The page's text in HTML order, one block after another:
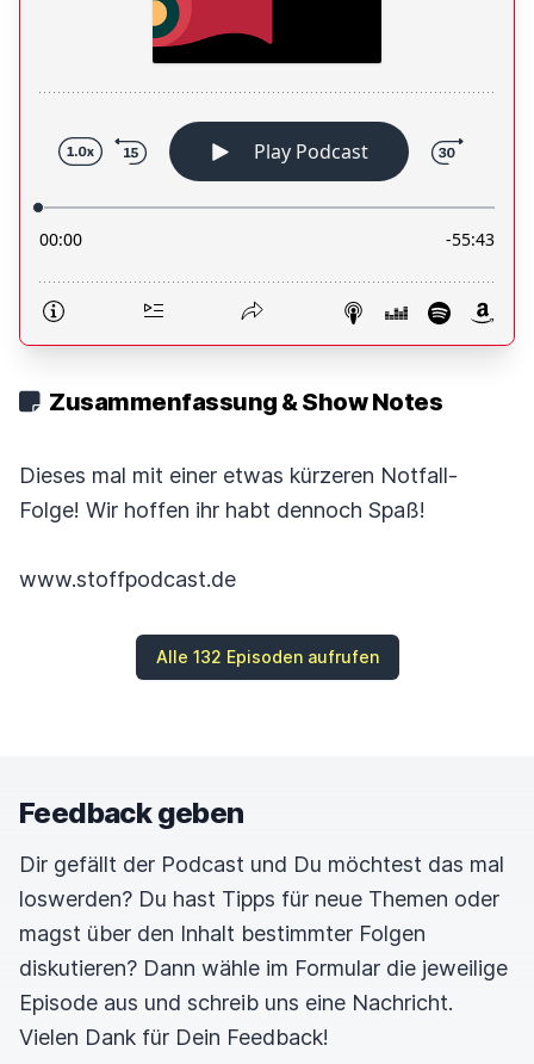
Zusammenfassung & Show Notes
Dieses mal mit einer etwas kürzeren Notfall-
Folge! Wir hoffen ihr habt dennoch Spaß!
www.stoffpodcast.de
Alle 132 Episoden aufrufen
Feedback geben
Dir gefällt der Podcast und Du möchtest das mal
loswerden? Du hast Tipps für neue Themen oder
magst über den Inhalt bestimmter Folgen
diskutieren? Dann wähle im Formular die jeweilige
Episode aus und schreib uns eine Nachricht.
Vielen Dank für Dein Feedback!